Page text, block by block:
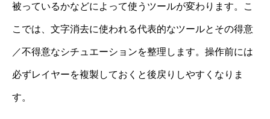
被っているかなどによって使うツールが変わります。こ
こでは、文字消去に使われる代表的なツールとその得意
／不得意なシチュエーションを整理します。操作前には
必ずレイヤーを複製しておくと後戻りしやすくなりま
す。